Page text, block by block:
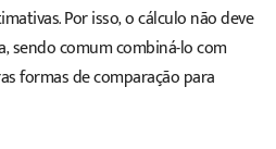
Por isso, o cálculo não deve
sendo comum combiná-lo com
formas de comparação para